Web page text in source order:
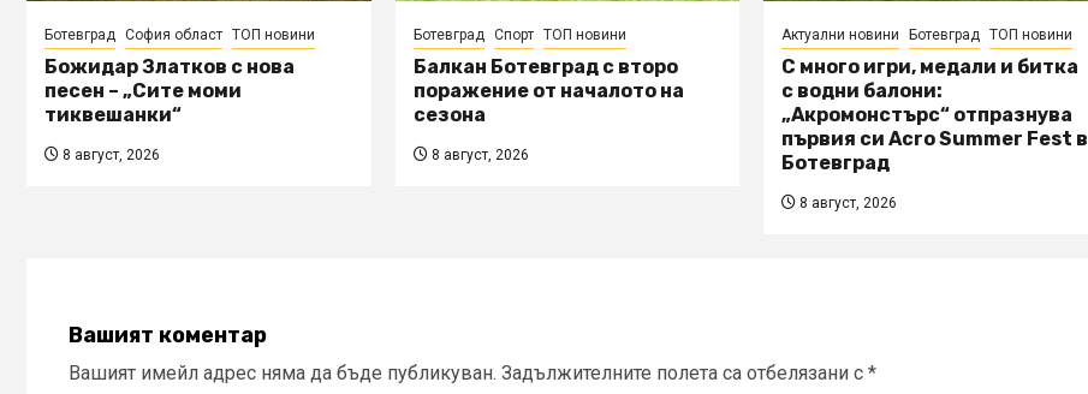
Ботевград София област ТОП новини
Божидар Златков с нова
песен – „Сите моми
тиквешанки“
8 август, 2026
Ботевград Спорт ТОП новини
Балкан Ботевград с второ
поражение от началото на
сезона
8 август, 2026
Актуални новини Ботевград ТОП новини
С много игри, медали и битка
с водни балони:
„Акромонстърс“ отпразнува
първия си Acro Summer Fest в
Ботевград
8 август, 2026
Вашият коментар
Вашият имейл адрес няма да бъде публикуван. Задължителните полета са отбелязани с *